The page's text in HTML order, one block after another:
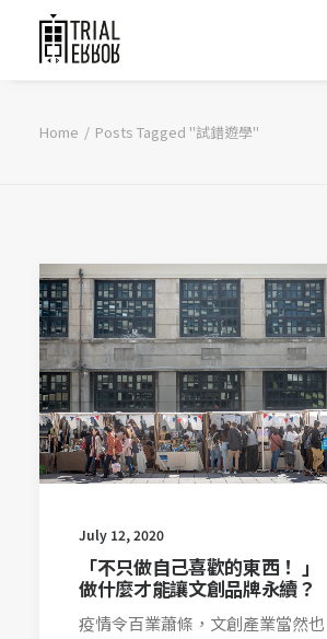
Home Posts Tagged "試錯遊學"
July 12, 2020
「不只做自己喜歡的東西！ 」
做什麼才能讓文創品牌永續？
疫情令百業蕭條，文創產業當然也